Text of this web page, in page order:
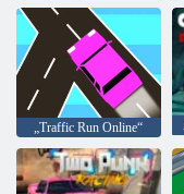
„Traffic Run Online“